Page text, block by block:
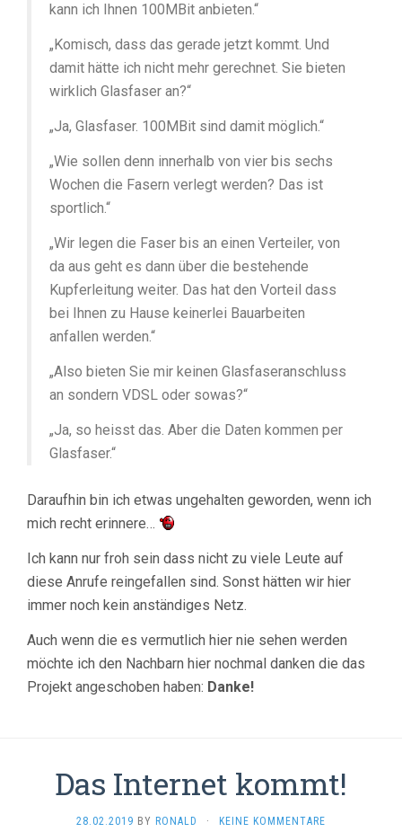
kann ich Ihnen 100MBit anbieten.“
„Komisch, dass das gerade jetzt kommt. Und
damit hätte ich nicht mehr gerechnet. Sie bieten
wirklich Glasfaser an?“
„Ja, Glasfaser. 100MBit sind damit möglich.“
„Wie sollen denn innerhalb von vier bis sechs
Wochen die Fasern verlegt werden? Das ist
sportlich.“
„Wir legen die Faser bis an einen Verteiler, von
da aus geht es dann über die bestehende
Kupferleitung weiter. Das hat den Vorteil dass
bei Ihnen zu Hause keinerlei Bauarbeiten
anfallen werden.“
„Also bieten Sie mir keinen Glasfaseranschluss
an sondern VDSL oder sowas?“
„Ja, so heisst das. Aber die Daten kommen per
Glasfaser.“
Daraufhin bin ich etwas ungehalten geworden, wenn ich
mich recht erinnere…
Ich kann nur froh sein dass nicht zu viele Leute auf
diese Anrufe reingefallen sind. Sonst hätten wir hier
immer noch kein anständiges Netz.
Auch wenn die es vermutlich hier nie sehen werden
möchte ich den Nachbarn hier nochmal danken die das
Projekt angeschoben haben: Danke!
Das Internet kommt!
28.02.2019 BY RONALD · KEINE KOMMENTARE